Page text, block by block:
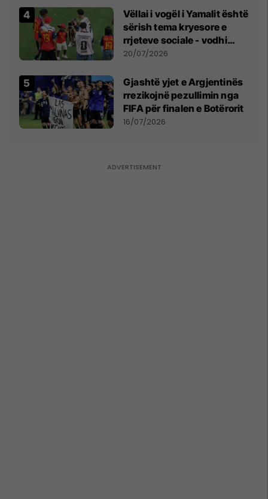
Vëllai i vogël i Yamalit është
sërish tema kryesore e
rrjeteve sociale - vodhi
vëmendjen pas finales së
20/07/2026
Gjashtë yjet e Argjentinës
rrezikojnë pezullimin nga
FIFA për finalen e Botërorit
16/07/2026